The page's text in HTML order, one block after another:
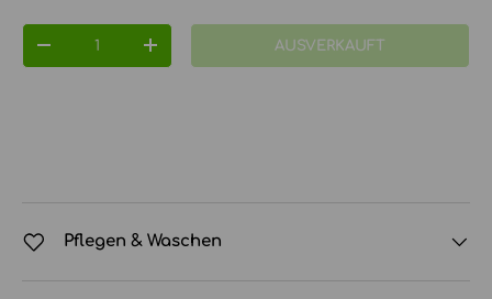
MENGE VERRINGERNMENGE ERHÖHENAUSVERKAUFT
Pflegen & Waschen